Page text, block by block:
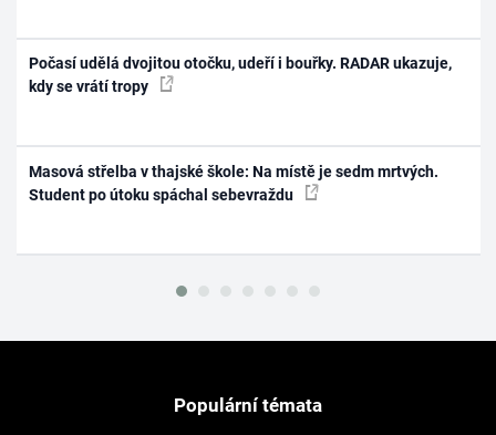
Počasí udělá dvojitou otočku, udeří i bouřky. RADAR ukazuje,
kdy se vrátí tropy
Masová střelba v thajské škole: Na místě je sedm mrtvých.
Student po útoku spáchal sebevraždu
Populární témata